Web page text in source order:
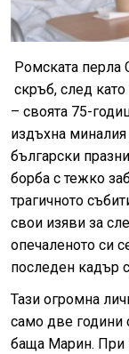
Ромската перла
скръб, след
– своята 75-
издъхна
български
борба с тежко
трагичното
свои изяви за
опечаленото си
последен кадър
Тази огромна
само две години
баща Марин. При